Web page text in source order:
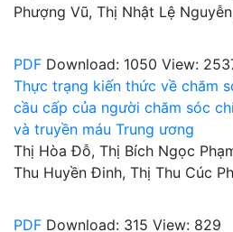
Phượng Vũ, Thị Nhật Lệ
PDF Download: 1050 View:
Thực trạng kiến thức về chăm
cầu cấp của người chăm sóc
và truyền máu Trung ương
Thị Hòa Đỗ, Thị Bích Ngọc
Thu Huyền Đinh, Thị Thu Cúc
PDF Download: 315 View: 829